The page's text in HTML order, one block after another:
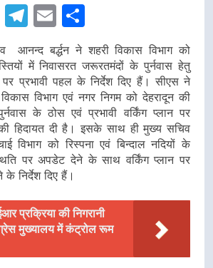
X Telegram
Email
आनन्द बर्द्धन ने शहरी विकास विभाग को
में निवासरत जरूरतमंदों के पुर्नवास हेतु
पर प्रभावी पहल के निर्देश दिए हैं। सीएस ने
विभाग एवं नगर निगम को देहरादून की
के ठोस एवं प्रभावी वर्किंग प्लान पर
हिदायत दी है। इसके साथ ही मुख्य सचिव
विभाग को रिस्पना एवं बिन्दाल नदियों के
पर अपडेट देने के साथ वर्किंग प्लान पर
निर्देश दिए हैं।
प्रक्रिया की निगरानी
मुख्यालय में कंट्रोल रूम